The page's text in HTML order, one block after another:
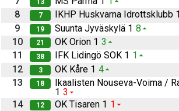
13
8
7 IKHP Huskvarna Idrottsklubb 1
9
19 Suunta Jyväskylä 1 8
10
21 OK Orion 1 3
11
38 IFK Lidingö SOK 1 1
12
3 OK Kåre 1 4
13
18
Ikaalisten Nouseva-Voima /
1 3
14
12 OK Tisaren 1 1